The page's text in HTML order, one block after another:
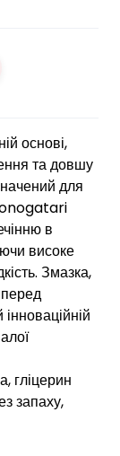
основі,
та довшу
для
в
високе
Змазка,
гліцерин
запаху,